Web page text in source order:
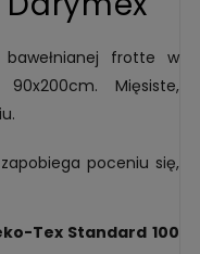
bawełnianej frotte w
Mięsiste,
poceniu się,
Tex Standard 100